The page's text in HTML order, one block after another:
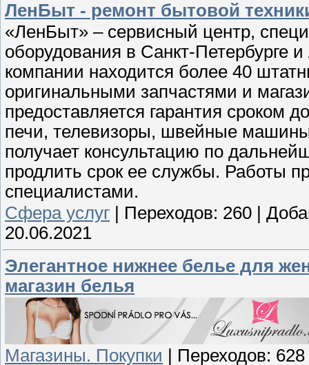
ЛенБыт - ремонт бытовой
«ЛенБыт» – сервисный центр,
оборудования в Санкт-Петербурге
компании находится более 40
оригинальными запчастями и
предоставляется гарантия сроком
печи, телевизоры, швейные
получает консультацию по
продлить срок ее службы. Работы
специалистами.
Cфера услуг
Переходов: 260
20.06.2021
Элегантное нижнее белье для
магазин белья
Магазины. Покупки Переходов: 628